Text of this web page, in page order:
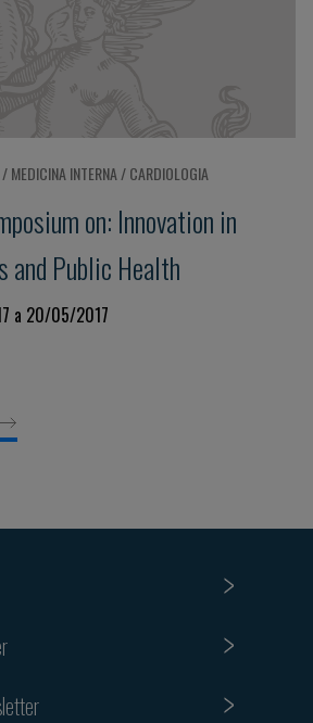
MEDICINA INTERNA / CARDIOLOGIA
on: Innovation in
and Public Health
a 20/05/2017